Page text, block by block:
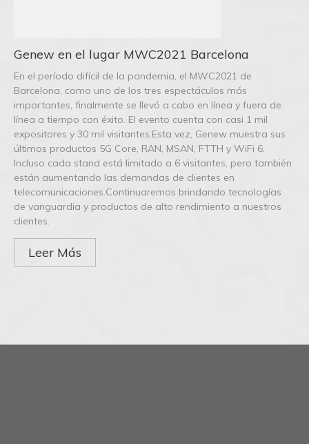
Genew en el lugar MWC2021 Barcelona
En el período difícil de la pandemia, el MWC2021 de
Barcelona, ​​como uno de los tres espectáculos más
importantes, finalmente se llevó a cabo en línea y fuera de
línea a tiempo con éxito. El evento cuenta con casi 1 mil
expositores y 30 mil visitantes.Esta vez, Genew muestra sus
últimos productos 5G Core, RAN, MSAN, FTTH y WiFi 6.
Incluso cada stand está limitado a 6 visitantes, pero también
están aumentando las demandas de clientes en
telecomunicaciones.Continuaremos brindando tecnologías
de vanguardia y productos de alto rendimiento a nuestros
clientes.
Leer Más